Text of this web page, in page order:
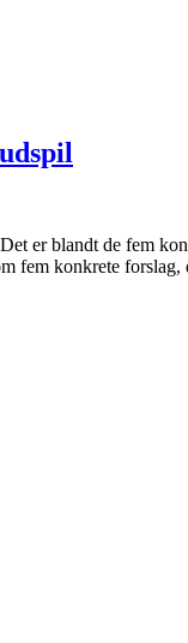
er blandt de fem
fem konkrete forslag,